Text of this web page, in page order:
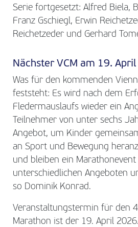
Serie fortgesetzt: Alfred Biela,
Franz Gschiegl, Erwin
Reichetzeder und Gerhard
Nächster VCM am 19.
Was für den kommenden
feststeht: Es wird nach dem
Fledermauslaufs wieder ein
Teilnehmer von unter sechs
Angebot, um Kinder
an Sport und Bewegung
und bleiben ein
unterschiedlichen Angeboten
so Dominik Konrad.
Veranstaltungstermin für den
Marathon ist der 19. April